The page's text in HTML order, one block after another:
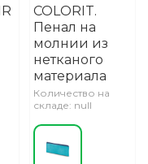
COLORIT.
Пенал на
молнии из
нетканого
материала
Количество на
складе: null